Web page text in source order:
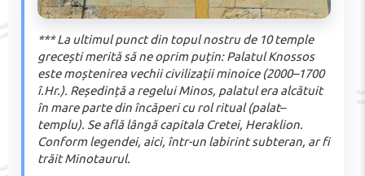
*** La ultimul punct din topul nostru de 10 temple
grecești merită să ne oprim puțin: Palatul Knossos
este moștenirea vechii civilizații minoice (2000–1700
î.Hr.). Reședință a regelui Minos, palatul era alcătuit
în mare parte din încăperi cu rol ritual (palat–
templu). Se află lângă capitala Cretei, Heraklion.
Conform legendei, aici, într-un labirint subteran, ar fi
trăit Minotaurul.